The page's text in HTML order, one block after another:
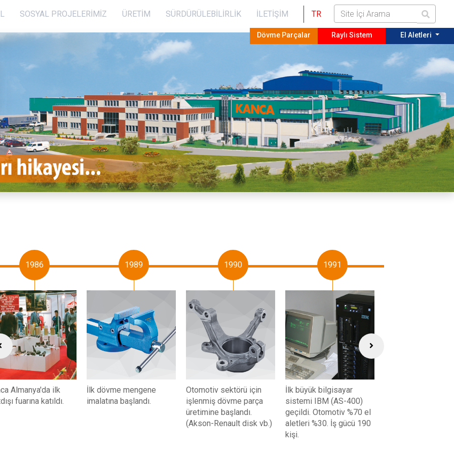
SOSYAL PROJELERİMİZ ÜRETIM SÜRDÜRÜLEBILIRLIK İLETIŞIM TR
Dövme Parçalar Raylı Sistem El Aletleri
1986
Almanya'da ilk
fuarına katıldı.
1989
İlk dövme mengene
imalatına başlandı.
1990
Otomotiv sektörü için
işlenmiş dövme parça
üretimine başlandı.
(Akson-Renault disk vb.)
1991
İlk büyük bilgisayar
sistemi IBM (AS-400)
geçildi. Otomotiv %70 el
aletleri %30. İş gücü 190
kişi.